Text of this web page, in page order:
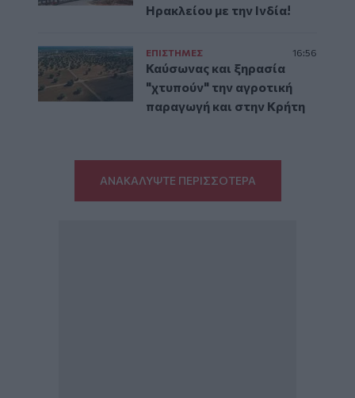
Ηρακλείου με την Ινδία!
ΕΠΙΣΤΗΜΕΣ 16:56
Καύσωνας και ξηρασία
"χτυπούν" την αγροτική
παραγωγή και στην Κρήτη
ΑΝΑΚΑΛΥΨΤΕ ΠΕΡΙΣΣΟΤΕΡΑ